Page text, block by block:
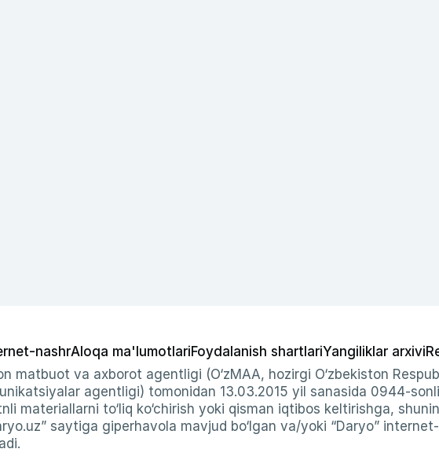
nashrAloqa ma'lumotlariFoydalanish shartlariYangiliklar arxivi
matbuot va axborot agentligi (O‘zMAA, hozirgi O‘zbekiston
agentligi) tomonidan 13.03.2015 yil sanasida 0944-
materiallarni to‘liq ko‘chirish yoki qisman iqtibos keltirishga,
saytiga giperhavola mavjud bo‘lgan va/yoki “Daryo”